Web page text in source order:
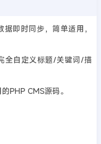
即时同步，简单适用，
全自定义标题/关键词/描
PHP CMS源码。